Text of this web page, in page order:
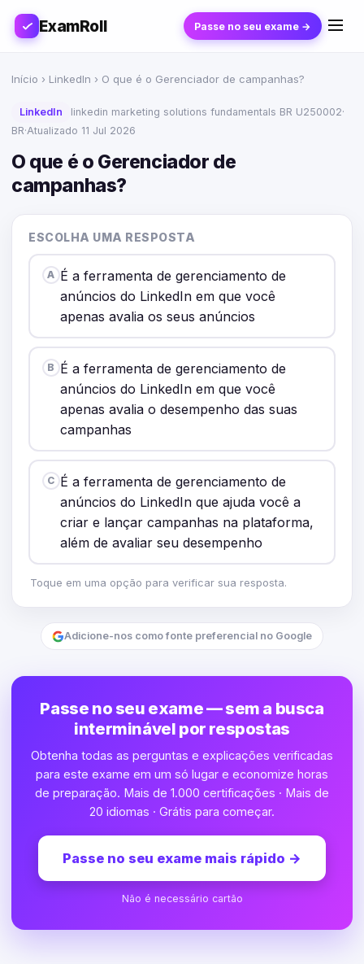
ExamRoll Passe no seu exame →
Início › LinkedIn › O que é o Gerenciador de campanhas?
LinkedIn linkedin marketing solutions fundamentals BR U250002·
BR·Atualizado 11 Jul 2026
O que é o Gerenciador de
campanhas?
ESCOLHA UMA RESPOSTA
A É a ferramenta de gerenciamento de
anúncios do LinkedIn em que você
apenas avalia os seus anúncios
B É a ferramenta de gerenciamento de
anúncios do LinkedIn em que você
apenas avalia o desempenho das suas
campanhas
C É a ferramenta de gerenciamento de
anúncios do LinkedIn que ajuda você a
criar e lançar campanhas na plataforma,
além de avaliar seu desempenho
Toque em uma opção para verificar sua resposta.
Adicione-nos como fonte preferencial no Google
Passe no seu exame — sem a busca
interminável por respostas
Obtenha todas as perguntas e explicações verificadas
para este exame em um só lugar e economize horas
de preparação. Mais de 1.000 certificações · Mais de
20 idiomas · Grátis para começar.
Passe no seu exame mais rápido →
Não é necessário cartão